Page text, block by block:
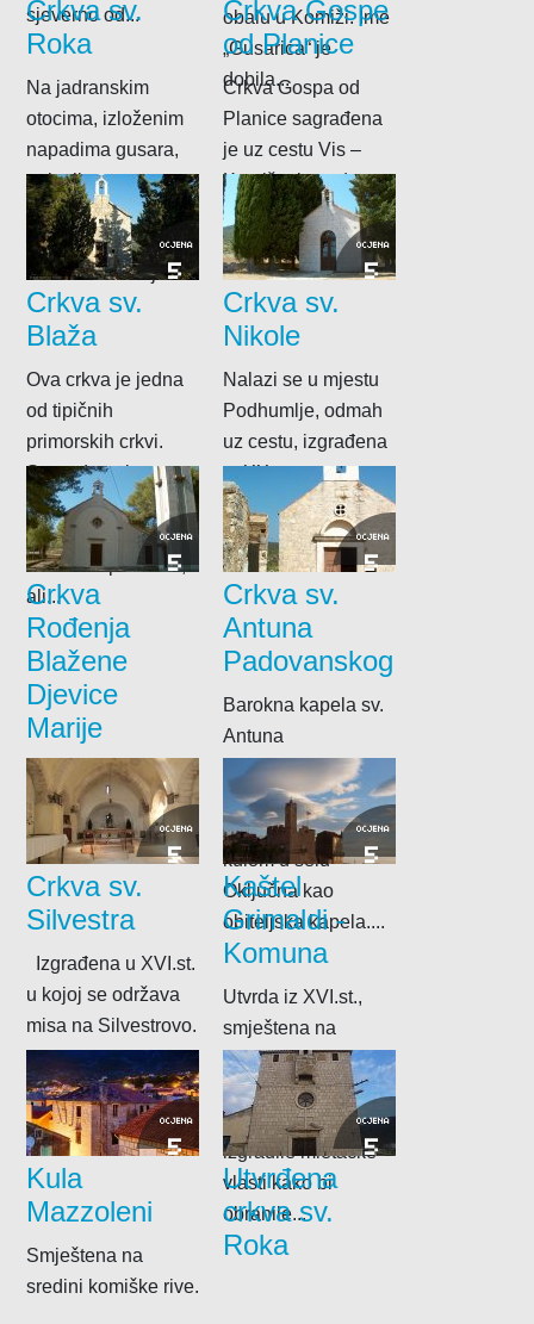
sjeverno od...
obalu u Komiži. Ime
„Gusarica“ je
dobila...
Crkva sv.
Roka
Na jadranskim
otocima, izloženim
napadima gusara,
nalazile su se
utvrđene crkve i
samostani. Jedna
od takvih crkvi je...
Crkva Gospe
od Planice
Crkva Gospa od
Planice sagrađena
je uz cestu Vis –
Komiža, između
dvije male crkvice:
Svetog Nikole i...
OCJENA
5
Crkva sv.
Blaža
Ova crkva je jedna
od tipičnih
primorskih crkvi.
Sagrađena je
uglavnom od
kamena i prekrivena
kamenim pločama,
ali...
OCJENA
5
Crkva sv.
Nikole
Nalazi se u mjestu
Podhumlje, odmah
uz cestu, izgrađena
u XX.st.
OCJENA
5
Crkva
Rođenja
Blažene
Djevice
Marije
Izgrađena u XIX. st.
u Podšpilju.
OCJENA
5
Crkva sv.
Antuna
Padovanskog
Barokna kapela sv.
Antuna
Padovanskog
sagrađena je uz
kuću s polukružnom
kulom u selu
Oključna kao
obiteljska kapela....
OCJENA
5
Crkva sv.
Silvestra
Izgrađena u XVI.st.
u kojoj se održava
misa na Silvestrovo.
OCJENA
5
Kaštel
Grimaldi -
Komuna
Utvrda iz XVI.st.,
smještena na
Komiškoj rivi, koju
su, prihodima
komiških ribara,
izgradile mletačke
vlasti kako bi
obranile...
OCJENA
5
Kula
Mazzoleni
Smještena na
sredini komiške rive.
OCJENA
5
Utvrđena
crkva sv.
Roka